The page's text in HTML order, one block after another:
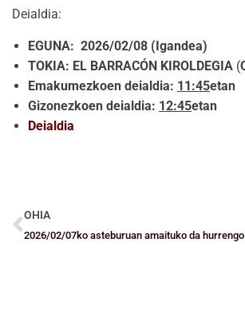
Deialdia:
EGUNA: 2026/02/
TOKIA: EL BARRACÓN KIROLDEGIA (
Emakumezkoen deialdia: 11:45etan
Gizonezkoen deialdia: 12:45etan
Deialdia
OHIA